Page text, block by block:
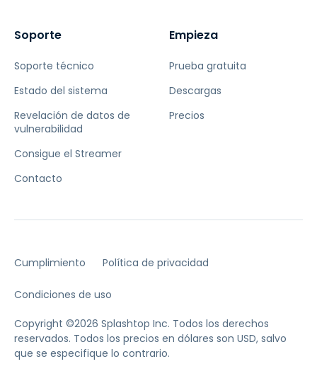
Soporte
Soporte técnico
Estado del sistema
Revelación de datos de
vulnerabilidad
Consigue el Streamer
Contacto
Empieza
Prueba gratuita
Descargas
Precios
Cumplimiento Política de privacidad
Condiciones de uso
Copyright ©2026 Splashtop Inc. Todos los derechos
reservados. Todos los precios en dólares son USD, salvo
que se especifique lo contrario.